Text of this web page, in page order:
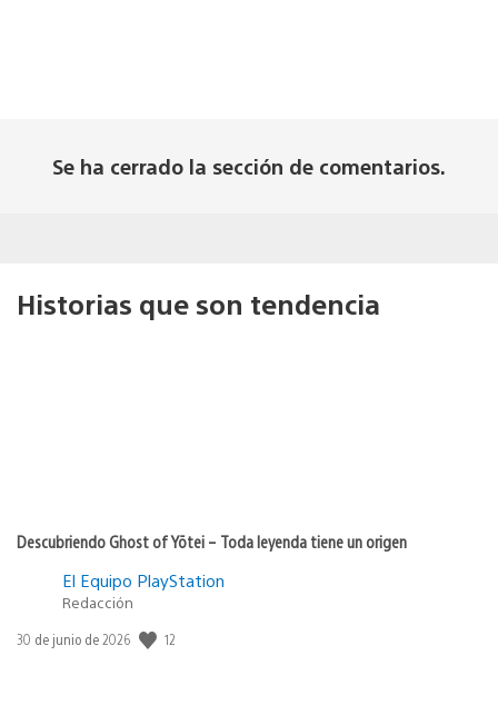
Se ha cerrado la sección de comentarios.
Historias que son tendencia
Descubriendo Ghost of Yōtei – Toda leyenda tiene un origen
El Equipo PlayStation
Redacción
Fecha
30 de junio de 2026 12